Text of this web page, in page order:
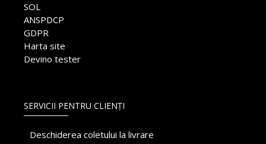
SOL
ANSPDCP
GDPR
Harta site
Devino tester
SERVICII PENTRU CLIENȚI
Deschiderea coletului la livrare